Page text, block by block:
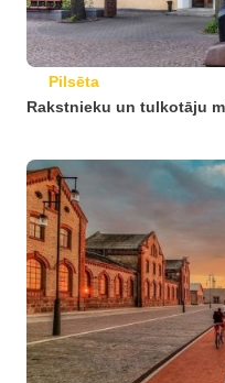
Pilsēta
Rakstnieku un tulkotāju